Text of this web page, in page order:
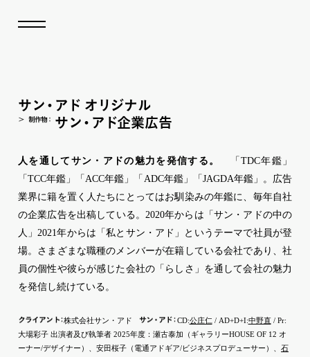
サン・ ア ド オリジナル
制作物： サン・ ア ド企業広告
人を通してサン・アドの魅力を発信する。
「TDC年鑑」
「TCC年鑑」「ACC年鑑」「ADC年鑑」「JAGDA年鑑」。広告
業界に籍を置く人たちにとってはお馴染みの年鑑に、毎年自社
の企業広告を出稿している。2020年からは「サン・アドの中の
人」2021年からは「私とサン・アド」というテーマで社員が登
場。さまざまな職種のメンバーが在籍している会社であり、社
員の個性や彼らが感じた会社の「らしさ」を通して会社の魅力
を発信し続けている。
クライアン ト：株式会社サン・アド サン・ ア ド：CD:公庄仁 / AD+D+I:中野直/ Pr:
大場彩子 出演者及び執筆者 2025年度：瀬古泰加（ギャラリーHOUSE OF 12 オ
ーナー/デザイナー）、安田桜子（電通アドギア/ビジネスプロデューサー）、 石